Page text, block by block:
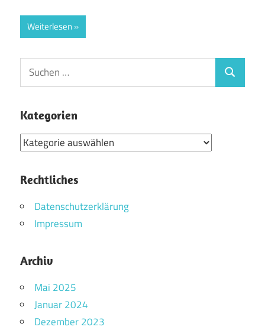
Weiterlesen
Suchen
nach:
Suchen
Kategorien
Kategorien
Rechtliches
Datenschutzerklärung
Impressum
Archiv
Mai 2025
Januar 2024
Dezember 2023